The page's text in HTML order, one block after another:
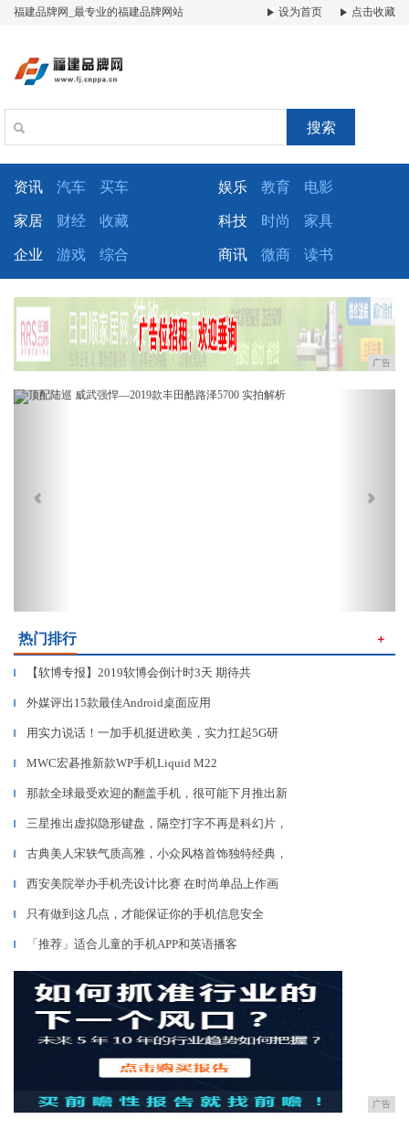
福建品牌网_最专业的福建品牌网站 设为首页 点击收藏
搜索
资讯 汽车 买车 娱乐 教育 电影
家居 财经 收藏 科技 时尚 家具
企业 游戏 综合 商讯 微商 读书
广告
Previous
热门排行 ＋
▎ 【软博专报】2019软博会倒计时3天 期待共
▎ 外媒评出15款最佳Android桌面应用
▎ 用实力说话！一加手机挺进欧美，实力扛起5G研
▎ MWC宏碁推新款WP手机Liquid M22
▎ 那款全球最受欢迎的翻盖手机，很可能下月推出新
▎ 三星推出虚拟隐形键盘，隔空打字不再是科幻片，
▎ 古典美人宋轶气质高雅，小众风格首饰独特经典，
▎ 西安美院举办手机壳设计比赛 在时尚单品上作画
▎ 只有做到这几点，才能保证你的手机信息安全
▎ 「推荐」适合儿童的手机APP和英语播客
广告